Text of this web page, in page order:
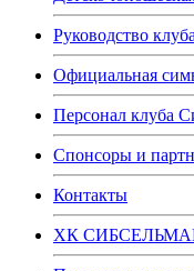
Руководство
Официальная
Персонал клуба
Спонсоры и
Контакты
ХК СИБСЕЛЬМАШ